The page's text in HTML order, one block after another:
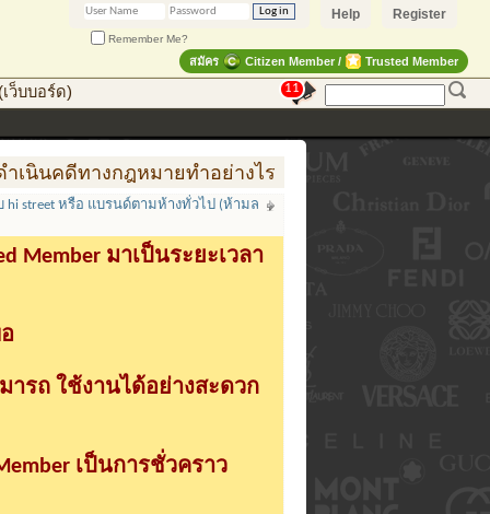
Register
Help
Remember Me?
สมัคร Citizen Member / Trusted Member
ว็บบอร์ด) 11
ฎหมายทำอย่างไร การสร้าง สินค้าแฟชั่น สู่สินค้าแ
hi street หรือ แบรนด์ตามห้างทั่วไป (ห้ามล
Member มาเป็นระยะเวลา
มารถ ใช้งานได้อย่างสะดวก
เป็นการชั่วคราว